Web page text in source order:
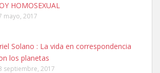
una ninfa papillera, asustada tiene miedo a la
HOMOSEXUAL
mayo, 2017
Solano : La vida en correspondencia
los planetas
septiembre, 2017